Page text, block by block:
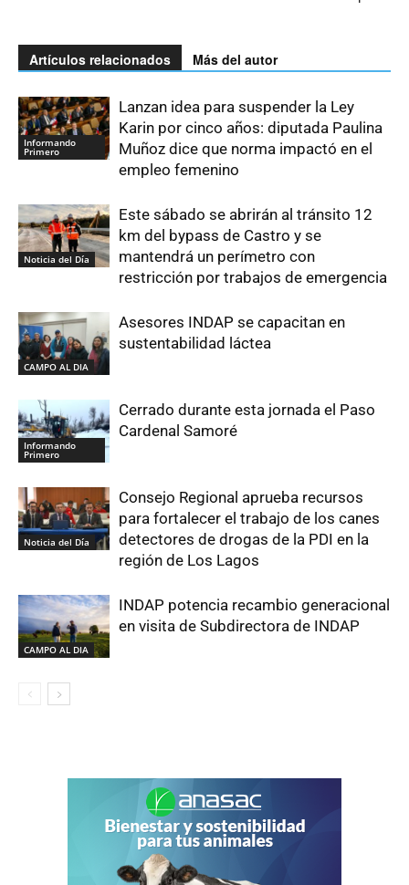
Artículos relacionados Más del autor
Informando
Primero
Lanzan idea para suspender la Ley
Karin por cinco años: diputada Paulina
Muñoz dice que norma impactó en el
empleo femenino
Noticia del Día
Este sábado se abrirán al tránsito 12
km del bypass de Castro y se
mantendrá un perímetro con
restricción por trabajos de emergencia
CAMPO AL DIA
Asesores INDAP se capacitan en
sustentabilidad láctea
Informando
Primero
Cerrado durante esta jornada el Paso
Cardenal Samoré
Noticia del Día
Consejo Regional aprueba recursos
para fortalecer el trabajo de los canes
detectores de drogas de la PDI en la
región de Los Lagos
CAMPO AL DIA
INDAP potencia recambio generacional
en visita de Subdirectora de INDAP